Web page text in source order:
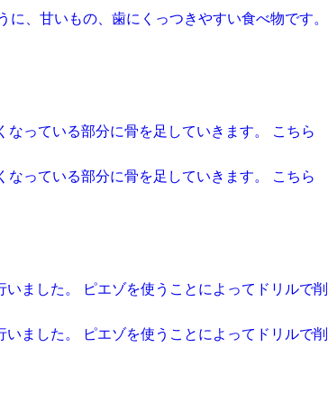
、甘いもの、歯にくっつきやすい食べ物です。
っている部分に骨を足していきます。 こちら
っている部分に骨を足していきます。 こちら
ました。 ピエゾを使うことによってドリルで削
ました。 ピエゾを使うことによってドリルで削